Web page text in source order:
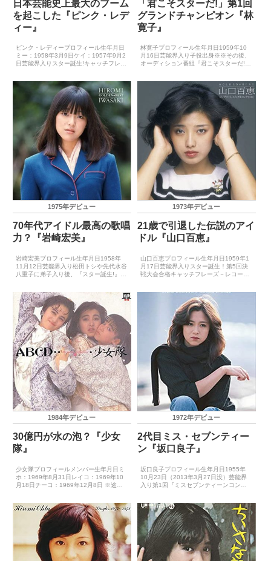
日本芸能史上最大のブーム
を起こした『ピンク・レデ
ィー』
ピンク・レディープロフィール生年月日
ミー：1958年3月9日ケイ：1957年9月2
日芸能界入りスター誕生!キャッチフレー
優秀新人賞）－主要音楽祭受賞歴（大
「君こそスターだ!」第1回
グランドチャンピオン『林
寛子』
林寛子プロフィール生年月日1959年10
月16日芸能界入り子役出身※※その後、
オーディション番組『君こそスターだ!』
日（ほほえみ）主要音楽祭受賞歴（最優
秀新人賞）...
1975年デビュー
70年代アイドル最高の歌唱
力？『岩崎宏美』
岩崎宏美プロフィール生年月日1958年
11月12日芸能界入り松田トシや先代水谷
八重子に弟子入り後、『スター誕生!』で
重唱（デュエット）） 主要音楽祭受賞歴
（最優秀...
1973年デビュー
21歳で引退した伝説のアイ
ドル『山口百恵』
山口百恵プロフィール生年月日1959年1
月17日芸能界入りスター誕生！第5回決
戦大会合格キャッチフレーズ－レコード
音楽祭受賞歴（大賞）－ゴールデン・ア
ロー賞受賞歴...
1984年デビュー
30億円が水の泡？『少女
隊』
少女隊プロフィールメンバー生年月日ミ
ホ：1969年8月31日レイコ：1969年10
月18日チーコ：1969年12月8日 ※途中
フレーズ胸騒ぎ、ザワ、ザワ、ザワレ...
1972年デビュー
2代目ミス・セブンティー
ン『坂口良子』
坂口良子プロフィール生年月日1955年
10月23日（2013年3月27日没）芸能界
入り第1回『ミスセブンティーンコンテ
要音楽祭受賞歴（最優秀新人賞）－主要
音楽祭受...